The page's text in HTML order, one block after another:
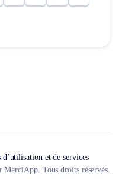
et de services
Tous droits réservés.